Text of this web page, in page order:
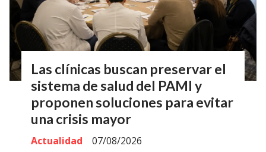
Las clínicas buscan preservar el
sistema de salud del PAMI y
proponen soluciones para evitar
una crisis mayor
Actualidad
07/08/2026